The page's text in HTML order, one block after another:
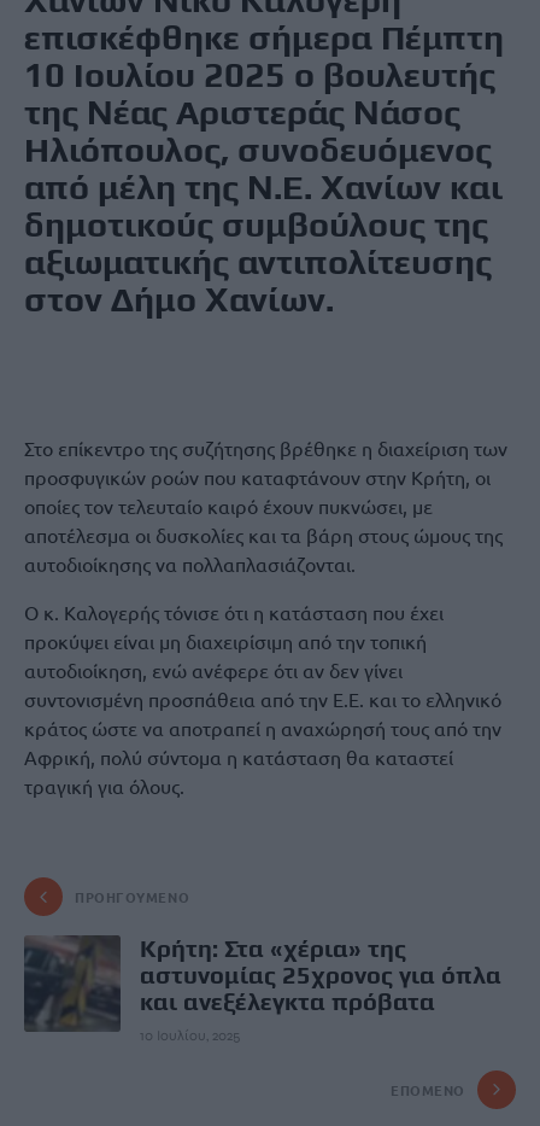
επισκέφθηκε σήμερα Πέμπτη
10 Ιουλίου 2025 ο βουλευτής
της Νέας Αριστεράς Νάσος
Ηλιόπουλος, συνοδευόμενος
από μέλη της Ν.Ε. Χανίων και
δημοτικούς συμβούλους της
αξιωματικής αντιπολίτευσης
στον Δήμο Χανίων.
Στο επίκεντρο της συζήτησης βρέθηκε η διαχείριση των
προσφυγικών ροών που καταφτάνουν στην Κρήτη, οι
οποίες τον τελευταίο καιρό έχουν πυκνώσει, με
αποτέλεσμα οι δυσκολίες και τα βάρη στους ώμους της
αυτοδιοίκησης να πολλαπλασιάζονται.
Ο κ. Καλογερής τόνισε ότι η κατάσταση που έχει
προκύψει είναι μη διαχειρίσιμη από την τοπική
αυτοδιοίκηση, ενώ ανέφερε ότι αν δεν γίνει
συντονισμένη προσπάθεια από την Ε.Ε. και το ελληνικό
κράτος ώστε να αποτραπεί η αναχώρησή τους από την
Αφρική, πολύ σύντομα η κατάσταση θα καταστεί
τραγική για όλους.
ΠΡΟΗΓΟΎΜΕΝΟ
Κρήτη: Στα «χέρια» της
αστυνομίας 25χρονος για όπλα
και ανεξέλεγκτα πρόβατα
10 Ιουλίου, 2025
ΕΠΌΜΕΝΟ